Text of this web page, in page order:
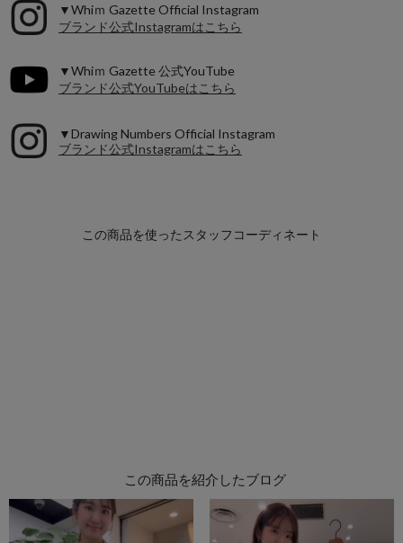
▼Whiｍ Gazette Official Instagram
ブランド公式Instagramはこちら
▼Whiｍ Gazette 公式YouTube
ブランド公式YouTubeはこちら
▼Drawing Numbers Official Instagram
ブランド公式Instagramはこちら
この商品を紹介したブログ